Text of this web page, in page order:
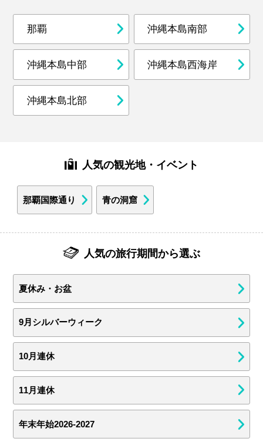
那覇 沖縄本島南部
沖縄本島中部 沖縄本島西海岸
沖縄本島北部
人気の観光地・イベント
那覇国際通り 青の洞窟
人気の旅行期間から選ぶ
夏休み・お盆
9月シルバーウィーク
10月連休
11月連休
年末年始2026-2027